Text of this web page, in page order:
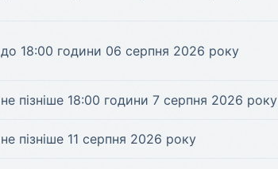
до 18:00 години 06 серпня 2026 року
не пізніше 18:00 години 7 серпня 2026 року
не пізніше 11 серпня 2026 року